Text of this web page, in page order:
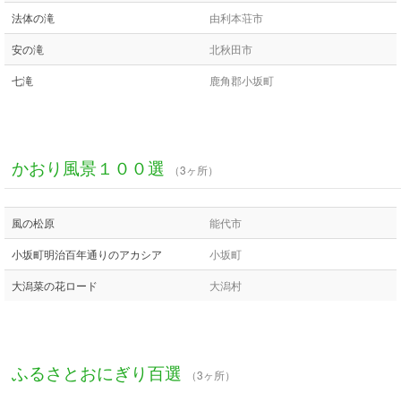
法体の滝 由利本荘市
安の滝 北秋田市
七滝 鹿角郡小坂町
かおり風景１００選 （3ヶ所）
風の松原 能代市
小坂町明治百年通りのアカシア 小坂町
大潟菜の花ロード 大潟村
ふるさとおにぎり百選 （3ヶ所）